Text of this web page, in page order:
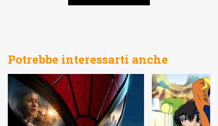
Potrebbe interessarti anche